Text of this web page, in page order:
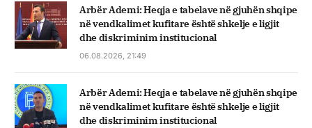
Arbër Ademi: Heqja e tabelave në gjuhën shqipe
në vendkalimet kufitare është shkelje e ligjit
dhe diskriminim institucional
06.08.2026, 21:49
Arbër Ademi: Heqja e tabelave në gjuhën shqipe
në vendkalimet kufitare është shkelje e ligjit
dhe diskriminim institucional